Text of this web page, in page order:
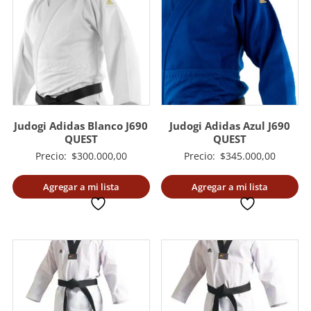
Judogi Adidas Blanco J690
QUEST
Precio: $300.000,00
Agregar a mi lista
Judogi Adidas Azul J690
QUEST
Precio: $345.000,00
Agregar a mi lista